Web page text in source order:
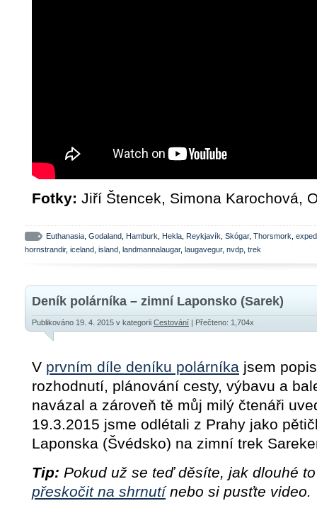
Fotky: Jiří Štencek, Simona Karochová,
Euthanasia Godaland Hamburk Hekla Reykjavík Skógar, Thorsmork
hornstrandir, iceland island landmannalaugar, laugavegur, nvdp trek
Deník polárníka – zimní Laponsko (Sarek)
Publikováno 19. 4. 2015 v kategorii Cestování | Přečteno: 1,704x
V prvním díle deníku polárníka jsem
rozhodnutí, plánování cesty, výbavu a
navázal a zároveň tě můj milý čtenáři
19.3.2015 jsme odlétali z Prahy jako
Laponska (Švédsko) na zimní trek
Tip: Pokud už se teď děsíte, jak dlouhé
přeskočit na shrnutínebo si pusťte video.